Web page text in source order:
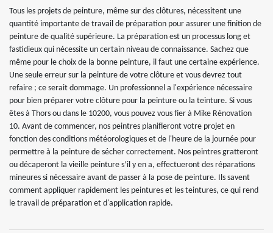
Tous les projets de peinture, même sur des clôtures, nécessitent une
quantité importante de travail de préparation pour assurer une finition de
peinture de qualité supérieure. La préparation est un processus long et
fastidieux qui nécessite un certain niveau de connaissance. Sachez que
même pour le choix de la bonne peinture, il faut une certaine expérience.
Une seule erreur sur la peinture de votre clôture et vous devrez tout
refaire ; ce serait dommage. Un professionnel a l'expérience nécessaire
pour bien préparer votre clôture pour la peinture ou la teinture. Si vous
êtes à Thors ou dans le 10200, vous pouvez vous fier à Mike Rénovation
10. Avant de commencer, nos peintres planifieront votre projet en
fonction des conditions météorologiques et de l'heure de la journée pour
permettre à la peinture de sécher correctement. Nos peintres gratteront
ou décaperont la vieille peinture s’il y en a, effectueront des réparations
mineures si nécessaire avant de passer à la pose de peinture. Ils savent
comment appliquer rapidement les peintures et les teintures, ce qui rend
le travail de préparation et d'application rapide.